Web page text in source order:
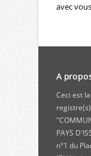
avec
A
Ceci est
PAYS
n°1 du